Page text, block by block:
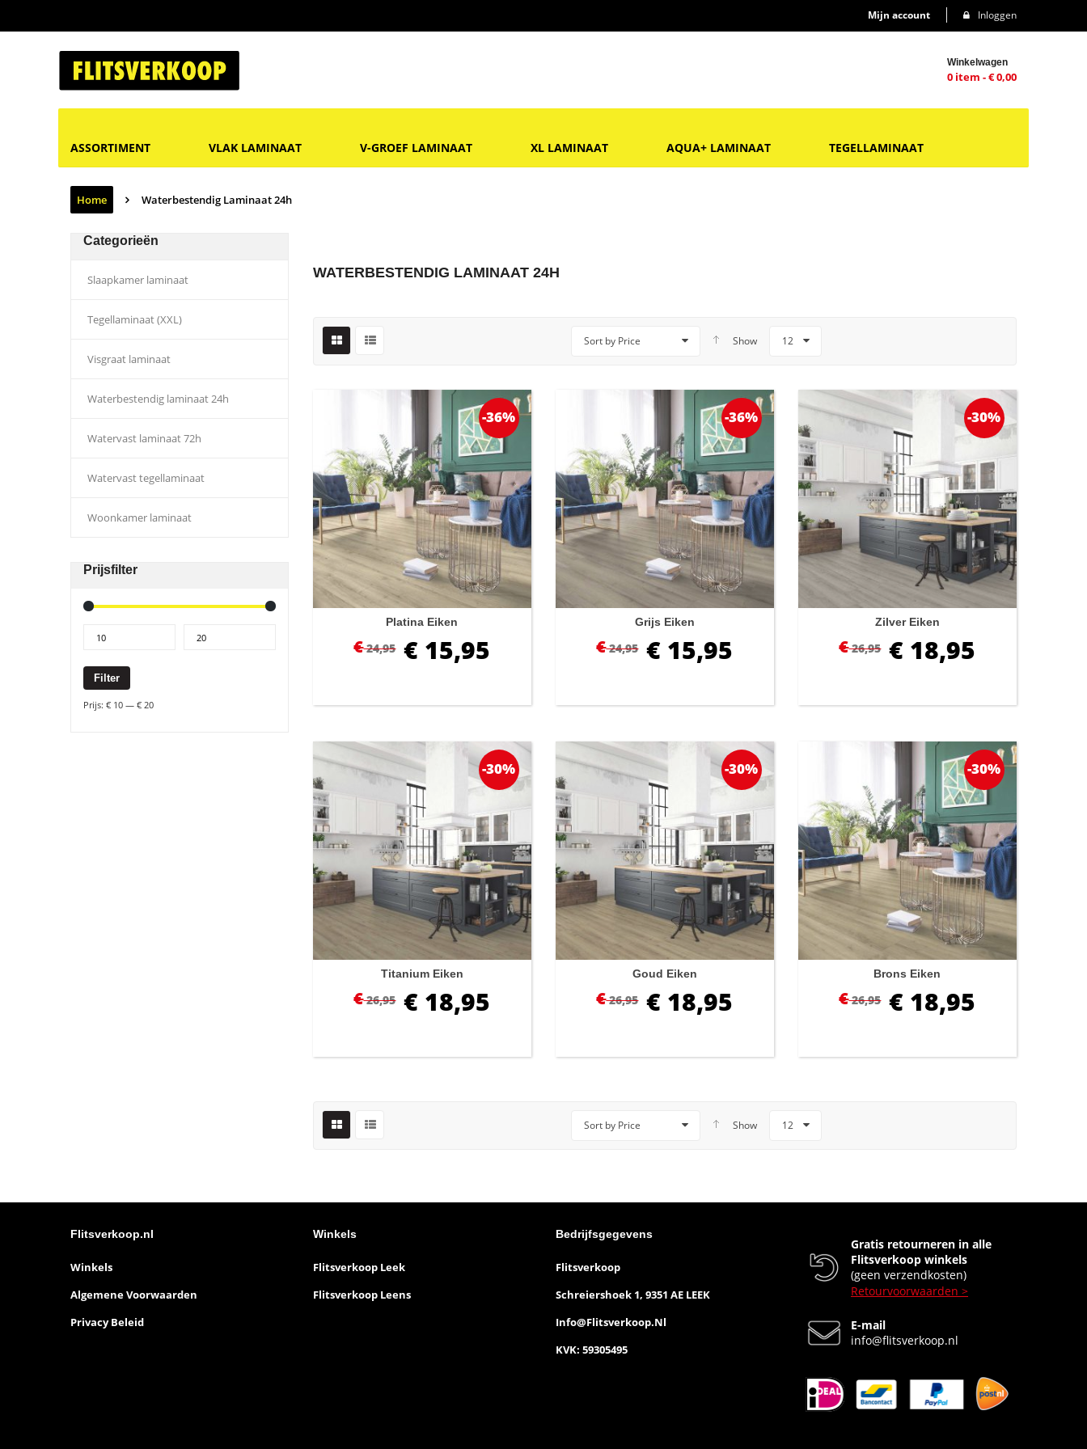
Inloggen
Mijn account
Winkelwagen
0 item -€0,00
ASSORTIMENT VLAK LAMINAAT V-GROEF LAMINAAT XL LAMINAAT AQUA+ LAMINAAT TEGELLAMINAAT
Home Waterbestendig Laminaat 24h
WATERBESTENDIG LAMINAAT 24H
Sort by Price Show 12
-36%
Platina Eiken
€24,95 € 15,95
-36%
Grijs Eiken
€24,95 € 15,95
-30%
Zilver Eiken
€26,95 € 18,95
-30%
Titanium Eiken
€26,95 € 18,95
-30%
Goud Eiken
€26,95 € 18,95
-30%
Brons Eiken
€26,95 € 18,95
Sort by Price Show 12
Categorieën
Slaapkamer laminaat
Tegellaminaat (XXL)
Visgraat laminaat
Waterbestendig laminaat 24h
Watervast laminaat 72h
Watervast tegellaminaat
Woonkamer laminaat
Prijsfilter
Filter
Prijs: € 10 — € 20
Flitsverkoop.nl
Winkels
Algemene Voorwaarden
Privacy Beleid
Winkels
Flitsverkoop Leek
Flitsverkoop Leens
Bedrijfsgegevens
Flitsverkoop
Schreiershoek 1, 9351 AE LEEK
Info@flitsverkoop.nl
KVK: 59305495
Gratis retourneren in alle
Flitsverkoop winkels
(geen verzendkosten)
Retourvoorwaarden >
E-mail
info@flitsverkoop.nl